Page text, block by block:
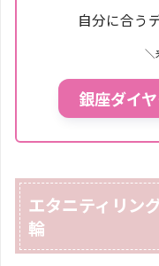
自分に合う
＼
銀座ダイ
エタニティリン
輪